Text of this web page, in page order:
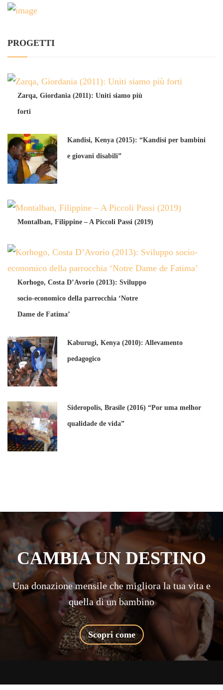
PROGETTI
Zarqa, Giordania (2011): Uniti siamo più
forti
Kandisi, Kenya (2015): “Kandisi per bambini
e giovani disabili”
Montalban, Filippine – A Piccoli Passi (2019)
Korhogo, Costa D’Avorio (2013): Sviluppo
socio-economico della parrocchia ‘Notre
Dame de Fatima’
Kaburugi, Kenya (2010): Allevamento
pedagogico
Sideropolis, Brasile (2016) “Por uma melhor
qualidade de vida”
CAMBIA UN DESTINO
Una donazione mensile che migliora la tua vita e
quella di un bambino
Scopri come